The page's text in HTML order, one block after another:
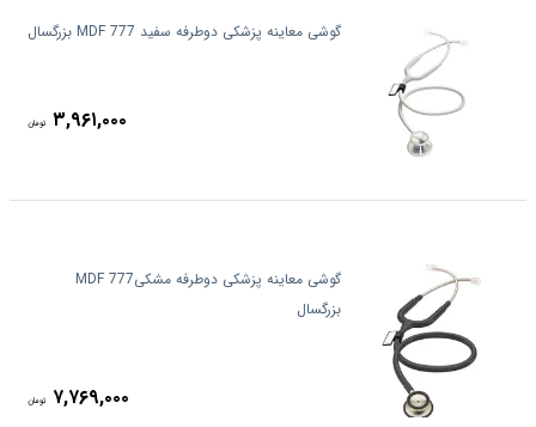
گوشی معاینه پزشکی دوطرفه سفید MDF 777 بزرگسال
۳,۹۶۱,۰۰۰ تومان
گوشی معاینه پزشکی دوطرفه مشکیMDF 777
بزرگسال
۷,۷۶۹,۰۰۰ تومان